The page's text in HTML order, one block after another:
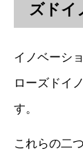
ズドイ
イノベーシ
ローズドイ
す。
これらの二